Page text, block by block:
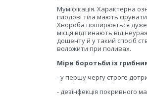
Муміфікація. Характерна
плодові тіла мають
Хвороба поширюється
місця відтинають від
дощенту й у такий спосіб
воложити при поливах.
Міри боротьби із
- у першу чергу строге
- дезінфекція покривного